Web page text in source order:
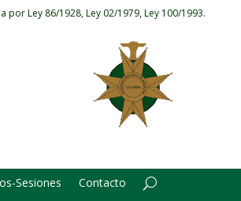
por Ley 86/1928, Ley 02/1979, Ley 100/1993.
Sesiones Contacto